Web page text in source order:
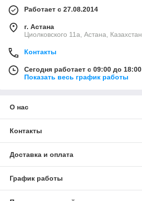
Работает с 27.08.2014
г. Астана
Циолковского 11а, Астана, Казахстан
Контакты
Сегодня работает с 09:00 до 18:00
Показать весь график работы
О нас
Контакты
Доставка и оплата
График работы